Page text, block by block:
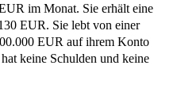
im Monat. Sie erhält eine
EUR. Sie lebt von einer
EUR auf ihrem Konto
keine Schulden und keine